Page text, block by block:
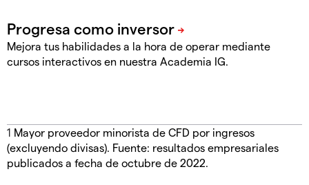
Mejora tus habilidades a la hora de operar mediante
cursos interactivos en nuestra Academia IG.
1 Mayor proveedor minorista de CFD por ingresos
(excluyendo divisas). Fuente: resultados empresariales
publicados a fecha de octubre de 2022.